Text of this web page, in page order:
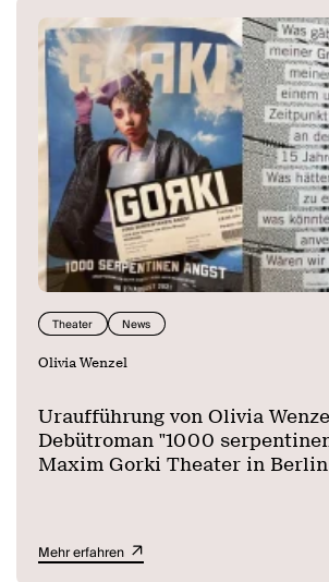
Theater News
Olivia Wenzel
Uraufführung von Olivia
Debütroman "1000
Maxim Gorki Theater in Berlin
Mehr erfahren